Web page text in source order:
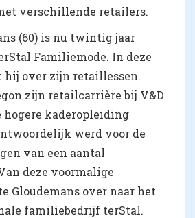
verschillende retailers.
(60) is nu twintig jaar
Familiemode. In deze
hij over zijn retaillessen.
zijn retailcarrière bij V&D
hogere kaderopleiding
werd voor de
van een aantal
deze voormalige
Gloudemans over naar het
familiebedrijf terStal.